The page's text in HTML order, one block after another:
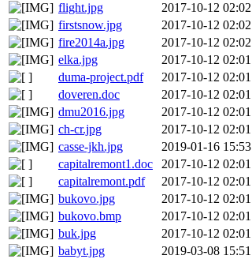
flight.jpg
2017-10-12 02:02
firstsnow.jpg
2017-10-12 02:02
fire2014a.jpg
2017-10-12 02:02
elka.jpg
2017-10-12 02:01
duma-project.pdf
2017-10-12 02:01
doveren.doc
2017-10-12 02:01
dmu2016.jpg
2017-10-12 02:01
ch-cr.jpg
2017-10-12 02:01
casse-jkh.jpg
2019-01-16 15:53
capitalremont1.doc
2017-10-12 02:01
capitalremont.pdf
2017-10-12 02:01
bukovo.jpg
2017-10-12 02:01
bukovo.bmp
2017-10-12 02:01
buk.jpg
2017-10-12 02:01
babyt.jpg
2019-03-08 15:51